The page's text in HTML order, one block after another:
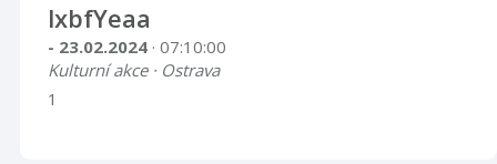
lxbfYeaa
- 23.02.2024 · 07:10:00
Kulturní akce · Ostrava
1